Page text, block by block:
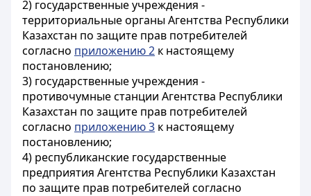
2) государственные учреждения -
территориальные органы Агентства Республики
Казахстан по защите прав потребителей
согласно приложению 2 к настоящему
постановлению;
3) государственные учреждения -
противочумные станции Агентства Республики
Казахстан по защите прав потребителей
согласно приложению 3 к настоящему
постановлению;
4) республиканские государственные
предприятия Агентства Республики Казахстан
по защите прав потребителей согласно